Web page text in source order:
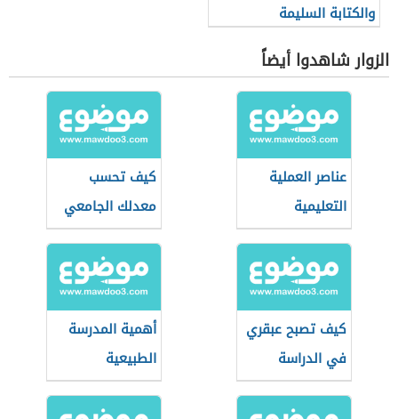
والكتابة السليمة
الزوار شاهدوا أيضاً
عناصر العملية
التعليمية
كيف تحسب
معدلك الجامعي
كيف تصبح عبقري
في الدراسة
أهمية المدرسة
الطبيعية